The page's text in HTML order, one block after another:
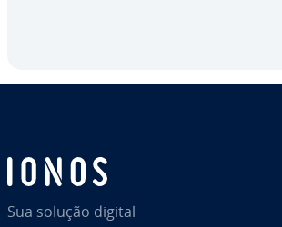
Sua solução digital